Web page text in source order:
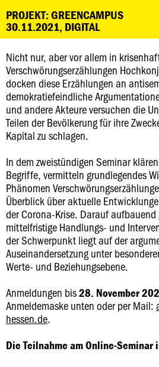
PROJEKT: GREENCAMPUS
30.11.2021, DIGITAL
Nicht nur, aber vor allem in
Verschwörungserzählungen
docken diese Erzählungen an
demokratiefeindliche
und andere Akteure versuchen die
Teilen der Bevölkerung für ihre
Kapital zu schlagen.
In dem zweistündigen Seminar
Begriffe, vermitteln grundlegendes
Phänomen
Überblick über aktuelle
der Corona-Krise. Darauf
mittelfristige Handlungs- und
der Schwerpunkt liegt auf der
Auseinandersetzung unter
Werte- und Beziehungsebene.
Anmeldungen bis28. November
Anmeldemaske unten oder per Mail:
hessen.de.
Die Teilnahme am Online-